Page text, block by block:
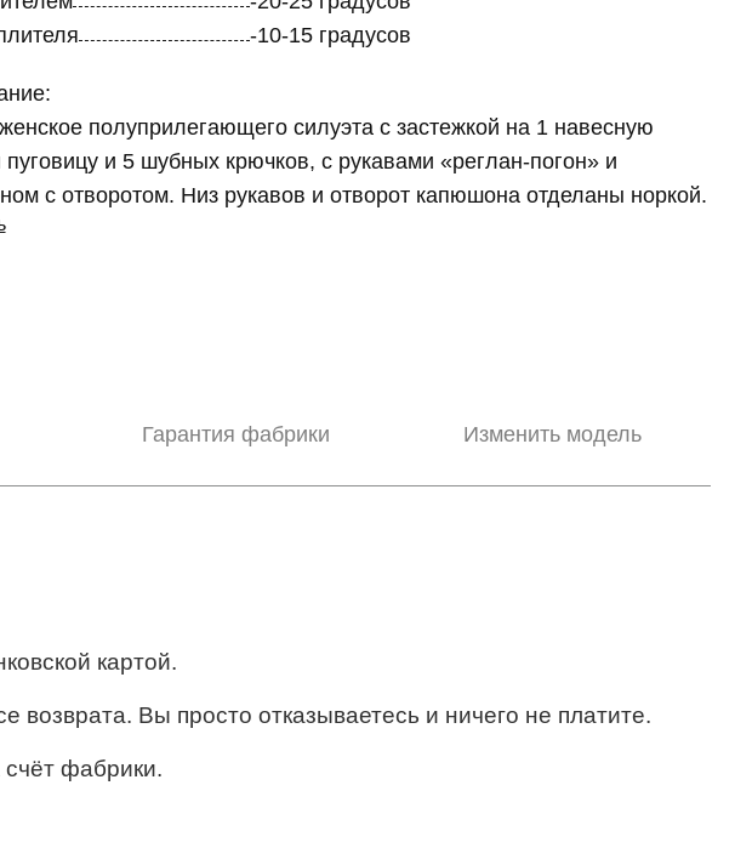
-10-15 градусов
полуприлегающего силуэта с застежкой на 1 навесную
и 5 шубных крючков, с рукавами «реглан-погон» и
с отворотом. Низ рукавов и отворот капюшона отделаны норкой.
Гарантия фабрики Изменить модель
картой.
возврата. Вы просто отказываетесь и ничего не платите.
счёт фабрики.